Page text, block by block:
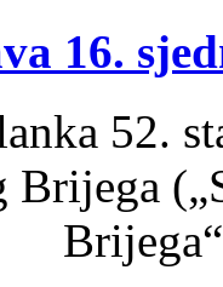
16.
52.
Brijega